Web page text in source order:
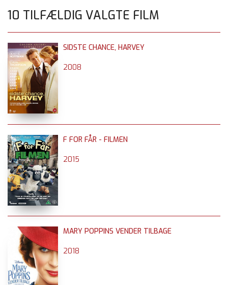
10 TILFÆLDIG VALGTE FILM
SIDSTE CHANCE, HARVEY
2008
F FOR FÅR - FILMEN
2015
MARY POPPINS VENDER TILBAGE
2018